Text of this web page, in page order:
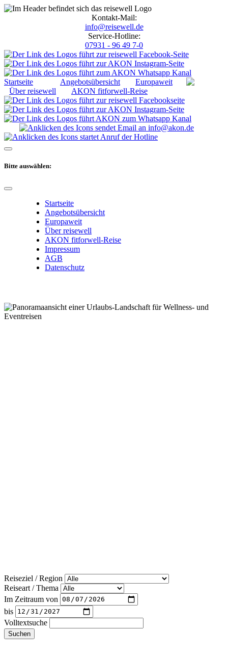
Kontakt-Mail:
info@reisewell.de
Service-Hotline:
07931 - 96 49 7-0
Startseite Angebotsübersicht
Europaweit
Über reisewell
AKON fitforwell-Reise
Bitte auswählen:
Startseite
Angebotsübersicht
Europaweit
Über reisewell
AKON fitforwell-Reise
Impressum
AGB
Datenschutz
Reiseziel / Region
Reiseart / Thema
Im Zeitraum von
bis
Volltextsuche
Suchen